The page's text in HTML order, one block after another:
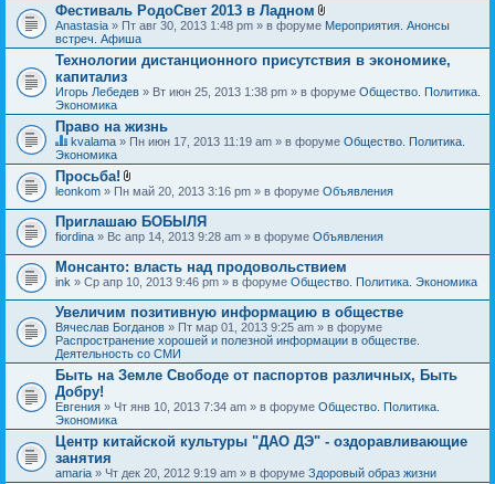
Фестиваль РодоСвет 2013 в Ладном
В
о
ж
н
и
я
Anastasia » Пт авг 30, 2013 1:48 pm » в форуме Мероприятия. Анонсы
встреч. Афиша
Технологии дистанционного присутствия в экономике,
капитализ
Игорь Лебедев » Вт июн 25, 2013 1:38 pm » в форуме Общество. Политика.
Экономика
Право на жизнь
Д
а
н
н
я
т
е
м
а
с
о
д
е
р
ж
и
т
о
п
р
о
с
.
kvalama » Пн июн 17, 2013 11:19 am » в форуме Общество. Политика.
Экономика
Просьба!
В
о
ж
е
н
и
я
leonkom » Пн май 20, 2013 3:16 pm » в форуме Объявления
Приглашаю БОБЫЛЯ
fiordina » Вс апр 14, 2013 9:28 am » в форуме Объявления
Монсанто: власть над продовольствием
ink » Ср апр 10, 2013 9:46 pm » в форуме Общество. Политика. Экономика
Увеличим позитивную информацию в обществе
Вячеслав Богданов » Пт мар 01, 2013 9:25 am » в форуме
Распространение хорошей и полезной информации в обществе.
Деятельность со СМИ
Быть на Земле Свободе от паспортов различных, Быть
Добру!
Евгения » Чт янв 10, 2013 7:34 am » в форуме Общество. Политика.
Экономика
Центр китайской культуры "ДАО ДЭ" - оздоравливающие
занятия
amaria » Чт дек 20, 2012 9:19 am » в форуме Здоровый образ жизни